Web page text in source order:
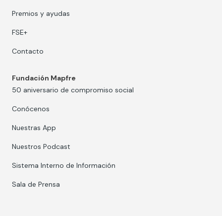
Premios y ayudas
FSE+
Contacto
Fundación Mapfre
50 aniversario de compromiso social
Conócenos
Nuestras App
Nuestros Podcast
Sistema Interno de Información
Sala de Prensa